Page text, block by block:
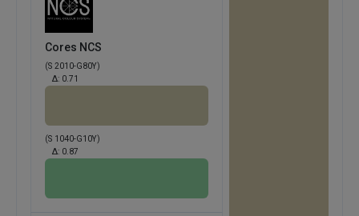
Cores NCS
(S 2010-G80Y)
Δ: 0.71
(S 1040-G10Y)
Δ: 0.87